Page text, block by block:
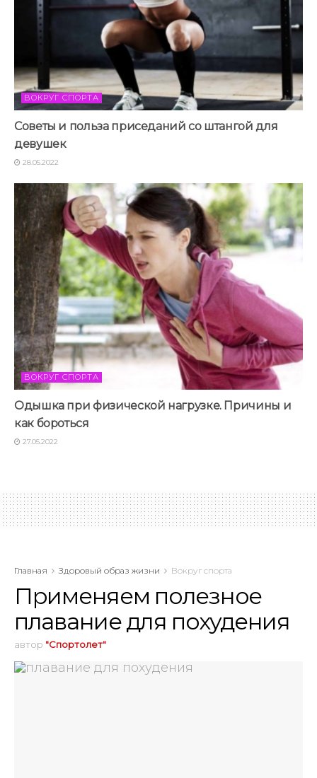
ВОКРУГ СПОРТА
Советы и польза приседаний со штангой для
девушек
28.05.2022
ВОКРУГ СПОРТА
Одышка при физической нагрузке. Причины и
как бороться
27.05.2022
Главная Здоровый образ жизни Вокруг спорта
Применяем полезное
плавание для похудения
автор "Спортолет"